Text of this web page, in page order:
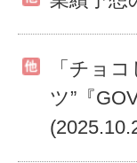
「チョ
ツ”『